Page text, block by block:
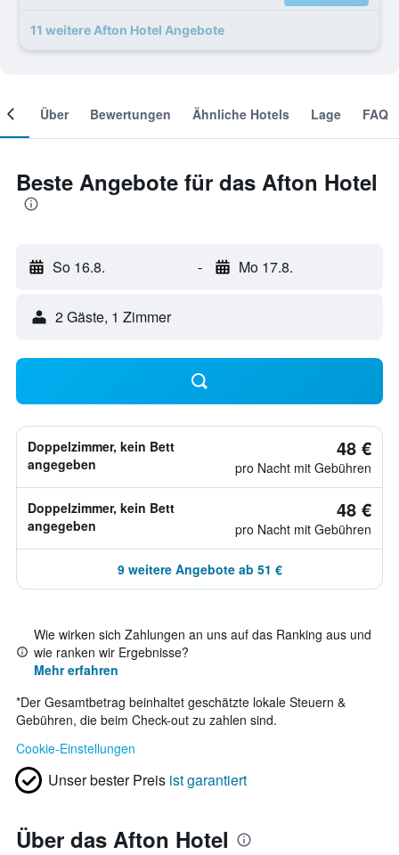
11 weitere Afton Hotel Angebote
Über Bewertungen Ähnliche Hotels Lage FAQ
Beste Angebote für das Afton Hotel
So 16.8. - Mo 17.8.
2 Gäste, 1 Zimmer
Doppelzimmer, kein Bett
angegeben
48 €
pro Nacht mit Gebühren
Doppelzimmer, kein Bett
angegeben
48 €
pro Nacht mit Gebühren
9 weitere Angebote ab 51 €
Wie wirken sich Zahlungen an uns auf das Ranking aus und
wie ranken wir Ergebnisse?
Mehr erfahren
*Der Gesamtbetrag beinhaltet geschätzte lokale Steuern &
Gebühren, die beim Check-out zu zahlen sind.
Cookie-Einstellungen
Unser bester Preis ist garantiert
Über das Afton Hotel